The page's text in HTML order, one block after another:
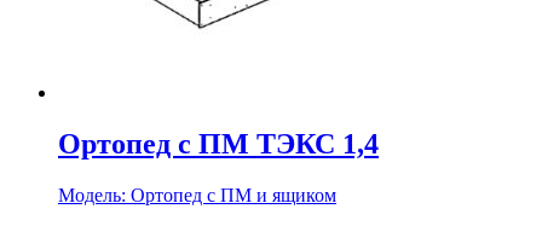
Ортопед с ПМ ТЭКС 1,4
Модель: Ортопед с ПМ и ящиком